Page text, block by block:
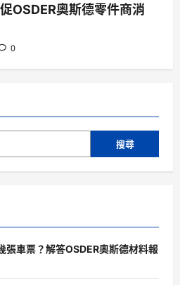
OSDER奧斯德零件商消
0
搜尋
張車票？解答OSDER奧斯德材料報